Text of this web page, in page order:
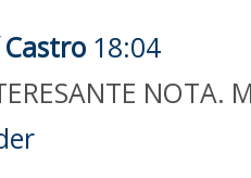
18:04
NOTA.